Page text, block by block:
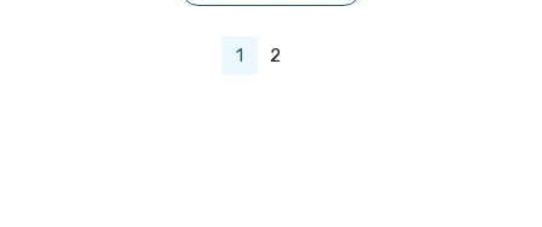
1 2